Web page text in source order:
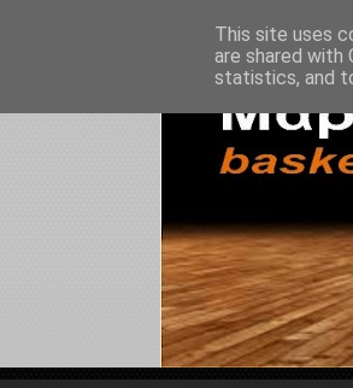
This site uses
are shared with
statistics, and